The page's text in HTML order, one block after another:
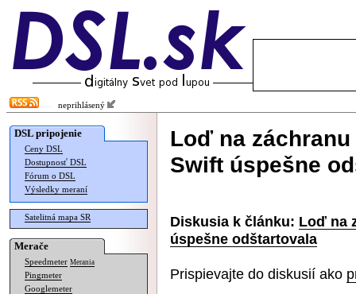
neprihlásený
DSL pripojenie
Ceny DSL
Dostupnosť DSL
Fórum o DSL
Výsledky meraní
Satelitná mapa SR
Merače
Speedmeter Merania
Pingmeter
Googlemeter
Loď na
Swift úspešne
Diskusia k článku: Loď na
úspešne odštartovala
Prispievajte do diskusií ako